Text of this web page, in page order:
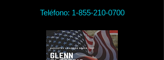
Teléfono: 1-855-210-0700